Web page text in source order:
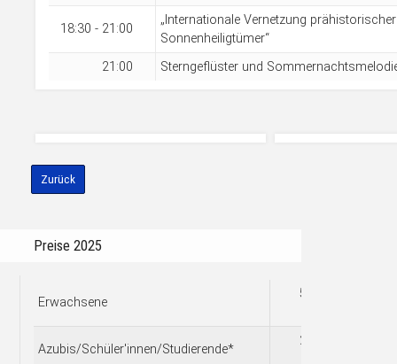
18:30 - 21:00
„Internationale Vernetzung prähistorischer
Sonnenheiligtümer“
21:00
Sterngeflüster und
Zurück
Preise 2025
Erwachsene
5,00
Azubis/Schüler'innen/Studierende*
2,50